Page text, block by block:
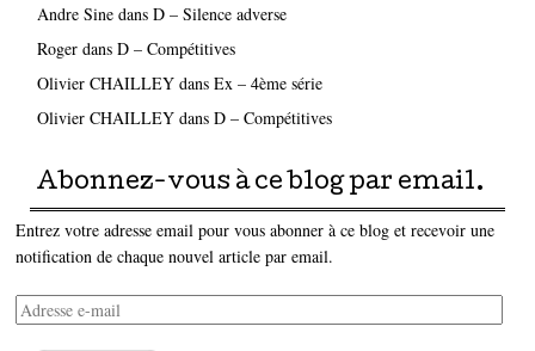
Andre Sinedans D – Silence adverse
Rogerdans D – Compétitives
Olivier CHAILLEYdans Ex – 4ème série
Olivier CHAILLEYdans D – Compétitives
Abonnez-vous à ce blog par email.
Entrez votre adresse email pour vous abonner à ce blog et recevoir une
notification de chaque nouvel article par email.
Adresse
e-